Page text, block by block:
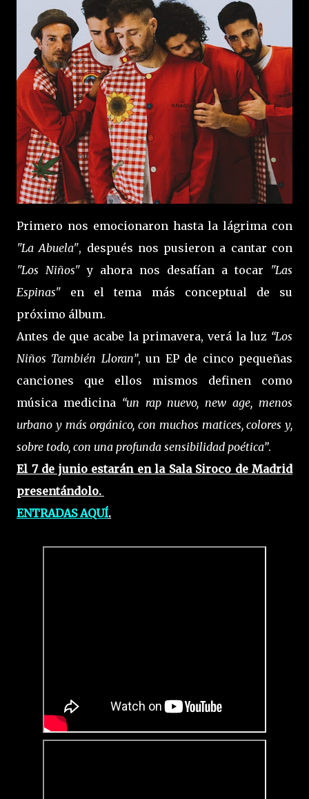
Primero nos emocionaron hasta la lágrima con
"La Abuela", después nos pusieron a cantar con
"Los Niños" y ahora nos desafían a tocar "Las
Espinas" en el tema más conceptual de su
próximo álbum.
Antes de que acabe la primavera, verá la luz “Los
Niños También Lloran”, un EP de cinco pequeñas
canciones que ellos mismos definen como
música medicina “un rap nuevo, new age, menos
urbano y más orgánico, con muchos matices, colores y,
sobre todo, con una profunda sensibilidad poética”.
El 7 de junio estarán en la Sala Siroco de Madrid
presentándolo.
ENTRADAS AQUÍ.